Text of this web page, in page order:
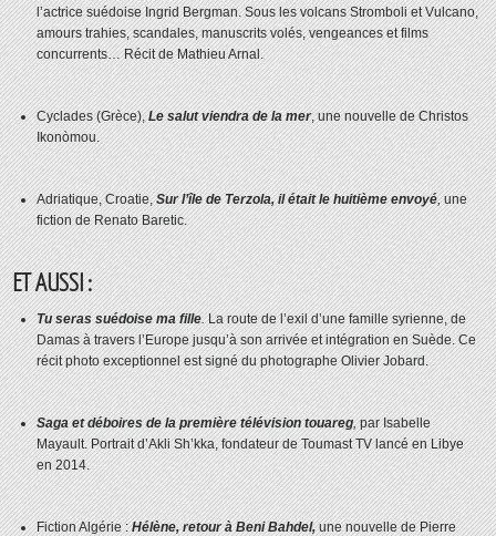
l’actrice suédoise Ingrid Bergman. Sous les volcans Stromboli et Vulcano,
amours trahies, scandales, manuscrits volés, vengeances et films
concurrents… Récit de Mathieu Arnal.
Cyclades (Grèce),Le salut viendra de la mer, une nouvelle de Christos
Ikonòmou.
Adriatique, Croatie,Sur l’île de Terzola, il était le huitième envoyé,une
fiction de Renato Baretic.
ET AUSSI :
Tu seras suédoise ma fille.La route de l’exil d’une famille syrienne, de
Damas à travers l’Europe jusqu’à son arrivée et intégration en Suède. Ce
récit photo exceptionnel est signé du photographe Olivier Jobard.
Saga et déboires de la première télévision touareg,par Isabelle
Mayault. Portrait d’Akli Sh’kka, fondateur de Toumast TV lancé en Libye
en 2014.
Fiction Algérie :Hélène, retour à Beni Bahdel,une nouvelle de Pierre